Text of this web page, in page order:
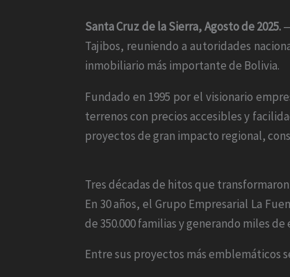
Santa Cruz de la Sierra, Agosto de 2025.
Tajibos, reuniendo a autoridades
inmobiliario más importante de Bolivia.
Fundado en 1995 por el visionario
terrenos con precios accesibles y
proyectos de gran impacto regional,
Tres décadas de hitos que
En 30 años, el Grupo Empresarial La
de 350.000 familias y generando miles
Entre sus proyectos más emblemáticos